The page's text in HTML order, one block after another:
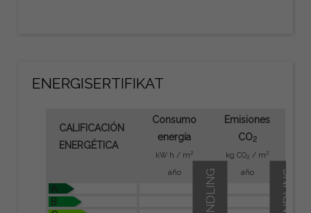
ENERGISERTIFIKAT
CALIFICACIÓN
ENERGÉTICA
Consumo
energía
kW h / m2
año
Emisiones
CO2
kg CO2 / m2
año
A
B